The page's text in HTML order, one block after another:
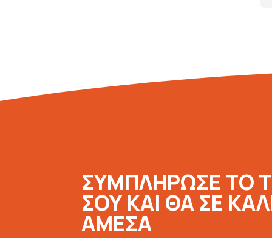
ΣΥΜΠΛΗΡΩΣΕ ΤΟ
ΣΟΥ ΚΑΙ ΘΑ ΣΕ
ΑΜΕΣΑ